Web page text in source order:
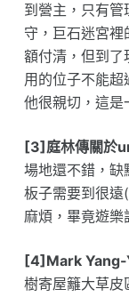
到營主，只有
守，巨石迷宮
額付清，但到了
用的位子不能
他很親切，這是
[3]庭林傳關於
場地還不錯，缺
板子需要到很
麻煩，畢竟遊樂
[4]Mark Yang-
樹寄屋籬大草